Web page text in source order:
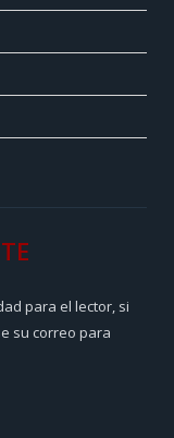
para el lector, si
su correo para